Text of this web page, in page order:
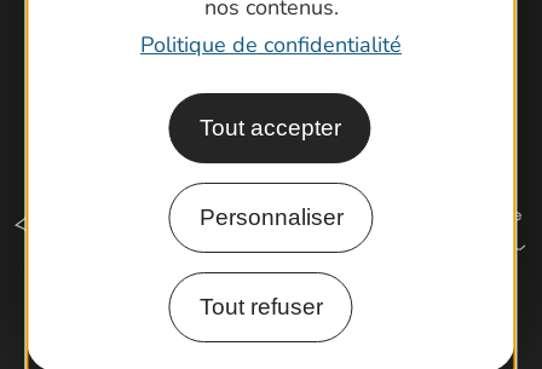
nos contenus.
Politique de confidentialité
Tout accepter
Personnaliser
Tout refuser
Comment venir ?